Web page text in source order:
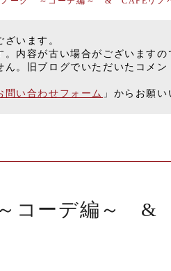
います。
内容が古い場合がございますの
。旧ブログでいただいたコメ
問い合わせフォーム 」からお願い
コーデ編～ &